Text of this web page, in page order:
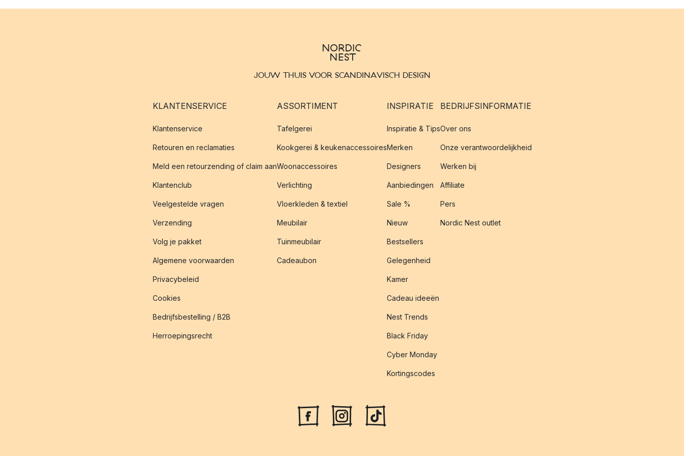
JOUW THUIS VOOR SCANDINAVISCH DESIGN
KLANTENSERVICE
Klantenservice
Retouren en reclamaties
Meld een retourzending of claim aan
Klantenclub
Veelgestelde vragen
Verzending
Volg je pakket
Algemene voorwaarden
Privacybeleid
Cookies
Bedrijfsbestelling / B2B
Herroepingsrecht
ASSORTIMENT
Tafelgerei
Kookgerei & keukenaccessoires
Woonaccessoires
Verlichting
Vloerkleden & textiel
Meubilair
Tuinmeubilair
Cadeaubon
INSPIRATIE
Inspiratie & Tips
Merken
Designers
Aanbiedingen
Sale %
Nieuw
Bestsellers
Gelegenheid
Kamer
Cadeau ideeën
Nest Trends
Black Friday
Cyber Monday
Kortingscodes
BEDRIJFSINFORMATIE
Over ons
Onze verantwoordelijkheid
Werken bij
Affiliate
Pers
Nordic Nest outlet